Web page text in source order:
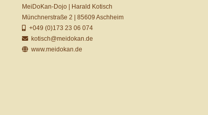
MeiDoKan-Dojo | Harald Kotisch
Münchnerstraße 2 | 85609 Aschheim
+049 (0)173 23 06 074
kotisch@meidokan.de
www.meidokan.de